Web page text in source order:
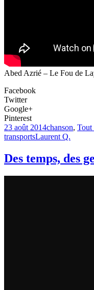
Abed Azrié – Le Fou de
Facebook
Twitter
Google+
Pinterest
23 août 2014chanson, Tout
transportsLaurent Q.
Des temps, des